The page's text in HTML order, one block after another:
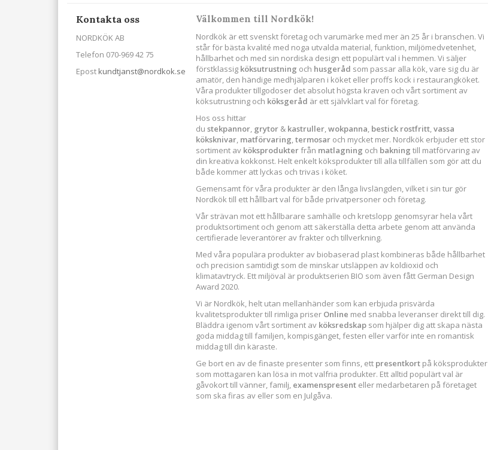
Kontakta oss
NORDKÖK AB
Telefon 070-969 42 75
Epost kundtjanst@nordkok.se
Välkommen till Nordkök!
Nordkök är ett svenskt företag och varumärke med mer än 25 år i branschen. Vi
står för bästa kvalité med noga utvalda material, funktion, miljömedvetenhet,
hållbarhet och med sin nordiska design ett populärt val i hemmen. Vi säljer
förstklassig köksutrustning och husgeråd som passar alla kök, vare sig du är
amatör, den händige medhjälparen i köket eller proffs kock i restaurangköket.
Våra produkter tillgodoser det absolut högsta kraven och vårt sortiment av
köksutrustning och köksgeråd är ett självklart val för företag.
Hos oss hittar
du stekpannor, grytor & kastruller,wokpanna, bestick rostfritt,vassa
köksknivar, matförvaring,termosar och mycket mer. Nordkök erbjuder ett stor
sortiment av köksprodukterfrån matlagning och bakning till matförvaring av
din kreativa kokkonst. Helt enkelt köksprodukter till alla tillfällen som gör att du
både kommer att lyckas och trivas i köket.
Gemensamt för våra produkter är den långa livslängden, vilket i sin tur gör
Nordkök till ett hållbart val för både privatpersoner och företag.
Vår strävan mot ett hållbarare samhälle och kretslopp genomsyrar hela vårt
produktsortiment och genom att säkerställa detta arbete genom att använda
certifierade leverantörer av frakter och tillverkning.
Med våra populära produkter av biobaserad plast kombineras både hållbarhet
och precision samtidigt som de minskar utsläppen av koldioxid och
klimatavtryck. Ett miljöval är produktserien BIO som även fått German Design
Award 2020.
Vi är Nordkök, helt utan mellanhänder som kan erbjuda prisvärda
kvalitetsprodukter till rimliga priser Online med snabba leveranser direkt till dig.
Bläddra igenom vårt sortiment av köksredskap som hjälper dig att skapa nästa
goda middag till familjen, kompisgänget, festen eller varför inte en romantisk
middag till din käraste.
Ge bort en av de finaste presenter som finns, ett presentkort på köksprodukter
som mottagaren kan lösa in mot valfria produkter. Ett alltid populärt val är
gåvokort till vänner, familj, examenspresent eller medarbetaren på företaget
som ska firas av eller som en Julgåva.